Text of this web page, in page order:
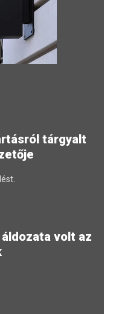
tárgyalt
volt az